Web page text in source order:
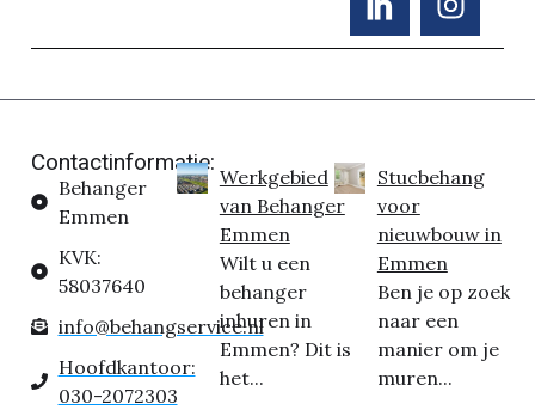
Contactinformatie:
Behanger
Emmen
KVK:
58037640
info@behangservice.nl
Hoofdkantoor:
030-2072303
Werkgebied
van Behanger
Emmen
Wilt u een
behanger
inhuren in
Emmen? Dit is
het...
Stucbehang
voor
nieuwbouw in
Emmen
Ben je op zoek
naar een
manier om je
muren...